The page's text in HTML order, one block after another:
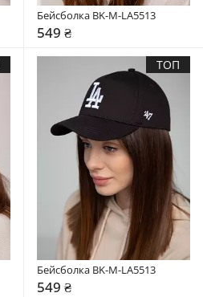
Бейсболка BK-M-LA5513
549 ₴
ТОП
Бейсболка BK-M-LA5513
549 ₴